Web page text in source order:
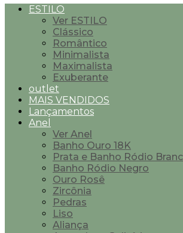
ESTILO
Ver ESTILO
Clássico
Romântico
Minimalista
Maximalista
Exuberante
outlet
MAIS VENDIDOS
Lançamentos
Anel
Ver Anel
Banho Ouro 18K
Prata e Banho Ródio
Banho Ródio Negro
Ouro Rosê
Zircônia
Pedras
Liso
Aliança